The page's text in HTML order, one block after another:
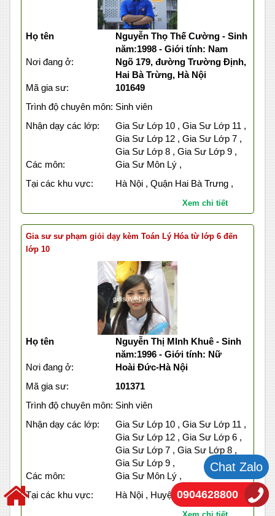
Họ tên
Nguyễn Thọ Thế Cường - Sinh
năm:1998 - Giới tính: Nam
Nơi đang ở:
Ngõ 179, đường Trường Định,
Hai Bà Trừng, Hà Nội
Mã gia sư:
101649
Trình độ chuyên môn: Sinh viên
Nhận dạy các lớp:
Gia Sư Lớp 10 , Gia Sư Lớp 11 ,
Gia Sư Lớp 12 , Gia Sư Lớp 7 ,
Gia Sư Lớp 8 , Gia Sư Lớp 9 ,
Các môn:
Gia Sư Môn Lý ,
Tại các khu vực:
Hà Nội , Quận Hai Bà Trưng ,
Xem chi tiết
Gia sư sư phạm giỏi dạy kèm Toán Lý Hóa từ lớp 6 đến
lớp 10
Họ tên
Nguyễn Thị MInh Khuê - Sinh
năm:1996 - Giới tính: Nữ
Nơi đang ở:
Hoài Đức-Hà Nội
Mã gia sư:
101371
Trình độ chuyên môn: Sinh viên
Nhận dạy các lớp:
Gia Sư Lớp 10 , Gia Sư Lớp 11 ,
Gia Sư Lớp 12 , Gia Sư Lớp 6 ,
Gia Sư Lớp 7 , Gia Sư Lớp 8 ,
Gia Sư Lớp 9 ,
Các môn:
Gia Sư Môn Lý ,
Tại các khu vực:
Hà Nội , Huyện Hoài Đức ,
Chat Zalo
0904628800